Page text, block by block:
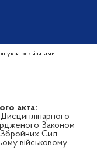
за реквізитами
акта:
Законом
Збройних Сил
військовому